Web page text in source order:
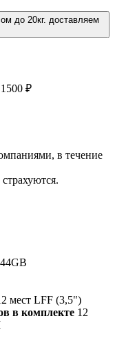
до 20кг. доставляем
₽
в течение
мест LFF (3,5")
в комплекте 12